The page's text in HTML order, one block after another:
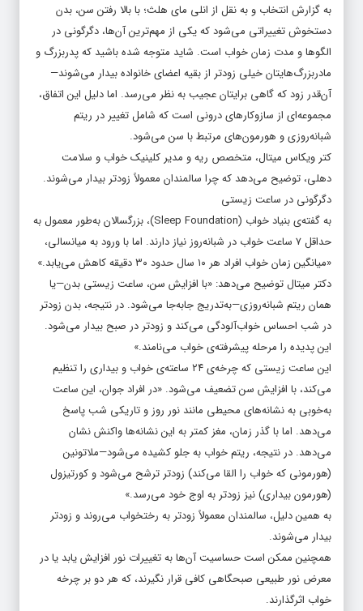
به گزارش انتخاب و به نقل از انلی مای هلث؛ با بالا رفتن سن، بدن
دستخوش تغییراتی می‌شود که یکی از مهم‌ترین آن‌ها، دگرگونی در
الگوها و مدت زمان خواب است. شاید متوجه شده باشید که پدربزرگ و
مادربزرگ‌هایتان خیلی زودتر از بقیه اعضای خانواده بیدار می‌شوند—
آن‌قدر زود که گاهی برایتان عجیب به نظر می‌رسد. اما دلیل این اتفاق،
مجموعه‌ای از سازوکارهای درونی است که شامل تغییر در ریتم
شبانه‌روزی و هورمون‌های مرتبط با سن می‌شود.
کتر ویکاس میتال، متخصص ریه و مدیر کلینیک خواب و سلامت
دهلی، توضیح می‌دهد که چرا سالمندان معمولاً زودتر بیدار می‌شوند.
دگرگونی در ساعت زیستی
به گفته‌ی بنیاد خواب (Sleep Foundation)، بزرگسالان به‌طور معمول به
حداقل ۷ ساعت خواب در شبانه‌روز نیاز دارند. اما با ورود به میانسالی،
«میانگین زمان خواب افراد هر ۱۰ سال حدود ۳۰ دقیقه کاهش می‌یابد.»
دکتر میتال توضیح می‌دهد: «با افزایش سن، ساعت زیستی بدن—یا
همان ریتم شبانه‌روزی—به‌تدریج جابه‌جا می‌شود. در نتیجه، بدن زودتر
در شب احساس خواب‌آلودگی می‌کند و زودتر در صبح بیدار می‌شود.
این پدیده را مرحله پیشرفته‌ی خواب می‌نامند.»
این ساعت زیستی که چرخه‌ی ۲۴ ساعته‌ی خواب و بیداری را تنظیم
می‌کند، با افزایش سن تضعیف می‌شود. «در افراد جوان، این ساعت
به‌خوبی به نشانه‌های محیطی مانند نور روز و تاریکی شب پاسخ
می‌دهد. اما با گذر زمان، مغز کمتر به این نشانه‌ها واکنش نشان
می‌دهد. در نتیجه، ریتم خواب به جلو کشیده می‌شود—ملاتونین
(هورمونی که خواب را القا می‌کند) زودتر ترشح می‌شود و کورتیزول
(هورمون بیداری) نیز زودتر به اوج خود می‌رسد.»
به همین دلیل، سالمندان معمولاً زودتر به رختخواب می‌روند و زودتر
بیدار می‌شوند.
همچنین ممکن است حساسیت آن‌ها به تغییرات نور افزایش یابد یا در
معرض نور طبیعی صبحگاهی کافی قرار نگیرند، که هر دو بر چرخه
خواب اثرگذارند.